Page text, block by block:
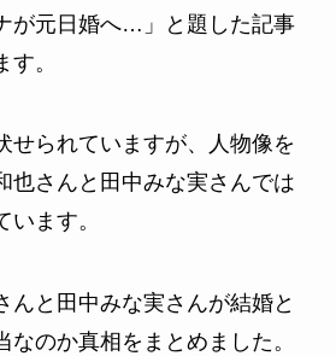
が元日婚へ…」と題した記事
。
せられていますが、人物像を
也さんと田中みな実さんでは
ます。
んと田中みな実さんが結婚と
なのか真相をまとめました。